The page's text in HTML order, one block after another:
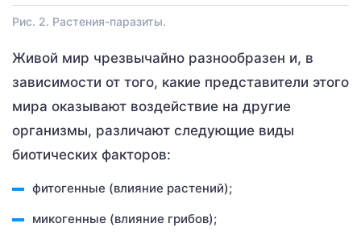
Рис. 2. Растения-паразиты.
Живой мир чрезвычайно разнообразен и, в
зависимости от того, какие представители этого
мира оказывают воздействие на другие
организмы, различают следующие виды
биотических факторов:
фитогенные (влияние растений);
микогенные (влияние грибов);